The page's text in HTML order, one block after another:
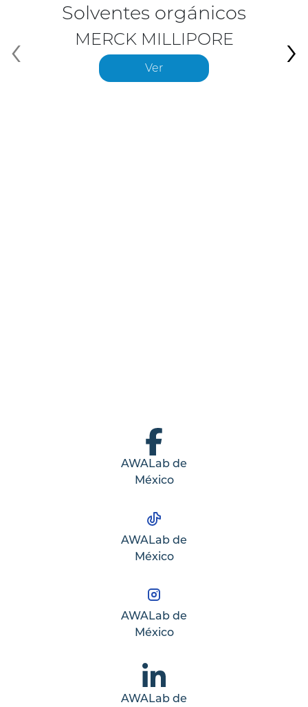
Solventes orgánicos
MERCK MILLIPORE
Ver
‹ ›
AWALab de
México
AWALab de
México
AWALab de
México
AWALab de